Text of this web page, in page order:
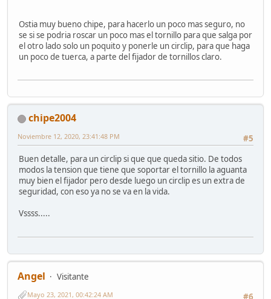
Ostia muy bueno chipe, para hacerlo un poco mas seguro, no
se si se podria roscar un poco mas el tornillo para que salga por
el otro lado solo un poquito y ponerle un circlip, para que haga
un poco de tuerca, a parte del fijador de tornillos claro.
chipe2004
#5
Noviembre 12, 2020, 23:41:48 PM
Buen detalle, para un circlip si que que queda sitio. De todos
modos la tension que tiene que soportar el tornillo la aguanta
muy bien el fijador pero desde luego un circlip es un extra de
seguridad, con eso ya no se va en la vida.
Vssss.....
Angel
Visitante
#6
Mayo 23, 2021, 00:42:24 AM